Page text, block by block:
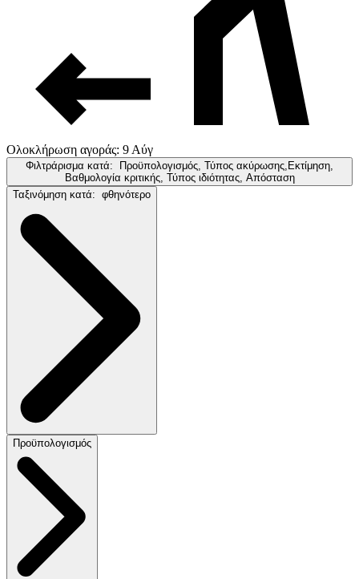
Ολοκλήρωση αγοράς: 9 Αύγ
Φιλτράρισμα κατά: Προϋπολογισμός, Τύπος ακύρωσης,Εκτίμηση,
Βαθμολογία κριτικής, Τύπος ιδιότητας, Απόσταση
Ταξινόμηση κατά: φθηνότερο
Προϋπολογισμός